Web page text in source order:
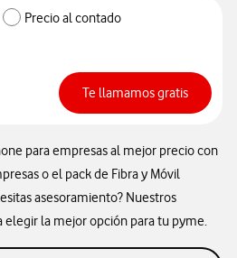
Precio al contado
Te llamamos gratis
para empresas al mejor precio con
o el pack de Fibra y Móvil
asesoramiento? Nuestros
elegir la mejor opción para tu pyme.